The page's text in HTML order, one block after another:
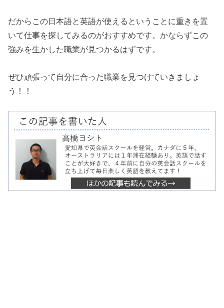
だからこの日本語と英語が使えるということに重きを置
いて仕事を探してみるのがおすすめです。かならずこの
強みを生かした職業が見つかるはずです。
ぜひ頑張って自分に合った職業を見つけていきましょ
う！！